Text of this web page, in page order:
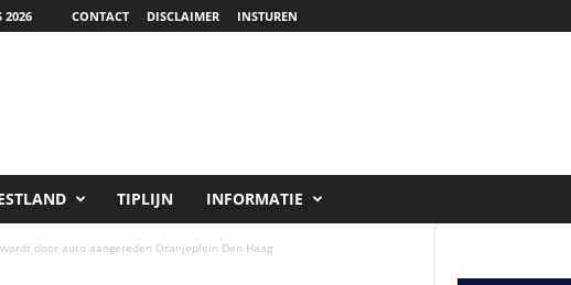
2026 CONTACT DISCLAIMER INSTUREN
TIPLIJN INFORMATIE
door auto aangereden Oranjeplein Den Haag